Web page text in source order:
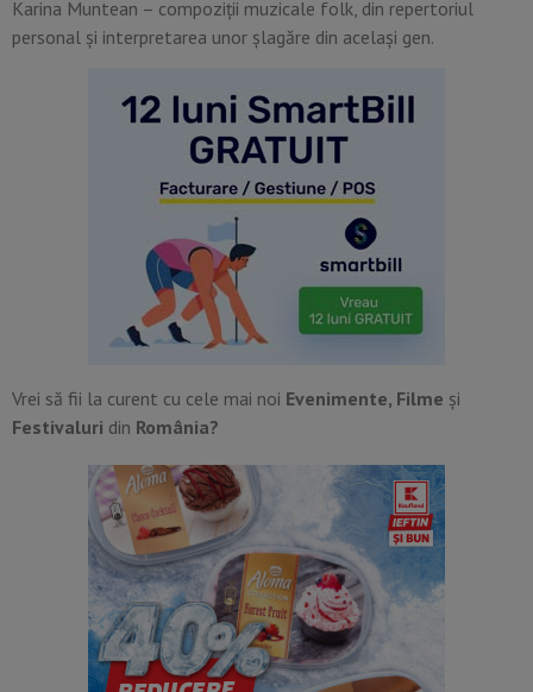
Karina Muntean – compoziții muzicale folk, din repertoriul
personal și interpretarea unor șlagăre din același gen.
Vrei să fii la curent cu cele mai noi Evenimente, Filme și
Festivaluri din România?